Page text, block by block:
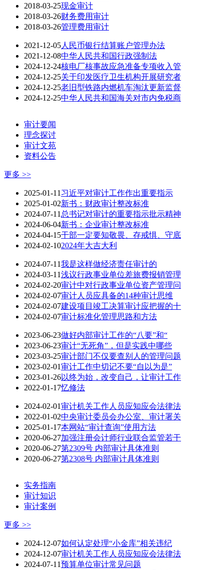
2018-03-25现金审计
2018-03-26财务费用审计
2018-03-26管理费用审计
2021-12-05人民币银行结算账户管理办法
2021-12-08中华人民共和国行政强制法
2024-12-24核电厂核事故应急准备专项收入管
2024-12-25关于印发医疗卫生机构开展研究者
2024-12-25老旧型铁路内燃机车淘汰更新监督
2024-12-25中华人民共和国海关对市内免税商
审计要闻
理念探讨
审计文苑
资料公告
更多 >>
2025-01-11 习近平对审计工作作出重要指示
2025-01-02新书：财政审计整改标准
2024-07-11 总书记对审计的重要指示批示精神
2024-06-04新书：企业审计整改标准
2024-04-15干部一定要知敬畏、存戒惧、守底
2024-02-102024年大吉大利
2024-07-11我是这样做经济责任审计的
2024-03-11浅议行政事业单位差旅费报销管理
2024-02-20审计中对行政事业单位资产管理问
2024-02-07审计人员应具备的14种审计思维
2024-02-07建设项目竣工决算审计应把握的十
2024-02-07审计标准化管理思路和方法
2023-06-23做好内部审计工作的“八要”和“
2023-06-23审计“无死角”，但是实践中哪些
2023-03-25审计部门不仅要查别人的管理问题
2023-02-01审计工作中切记不要“自以为是”
2023-01-26以终为始，改变自己，让审计工作
2022-01-17忆修法
2024-02-01审计机关工作人员应知应会法律法
2022-01-02中央审计委员会办公室、审计署关
2025-01-17本网站“审计查询”使用方法
2020-06-27加强注册会计师行业联合监管若干
2020-06-27第2309号 内部审计具体准则
2020-06-27第2308号 内部审计具体准则
实务指南
审计知识
审计案例
更多 >>
2024-12-07如何认定处理“小金库”相关违纪
2024-12-07审计机关工作人员应知应会法律法
2024-07-11预算单位审计常见问题